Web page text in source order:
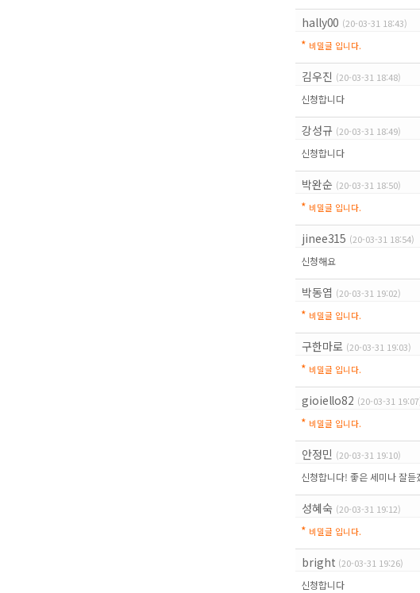
hally00 (20-03-31 18:43)
* 비밀글 입니다.
김우진 (20-03-31 18:48)
신청합니다
강성규 (20-03-31 18:49)
신청합니다
박완순 (20-03-31 18:50)
* 비밀글 입니다.
jinee315 (20-03-31 18:54)
신청해요
박동엽 (20-03-31 19:02)
* 비밀글 입니다.
구한마로 (20-03-31 19:03)
* 비밀글 입니다.
gioiello82 (20-03-31
* 비밀글 입니다.
안정민 (20-03-31 19:10)
신청합니다! 좋은 세미나 잘듣
성혜숙 (20-03-31 19:12)
* 비밀글 입니다.
bright (20-03-31 19:26)
신청합니다